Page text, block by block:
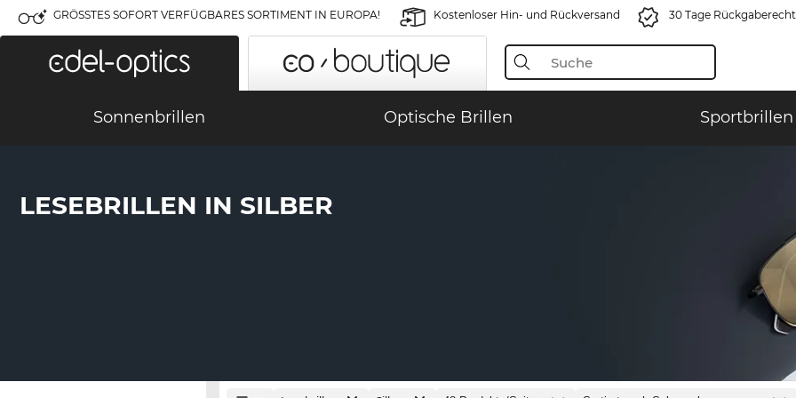
GRÖSSTES SOFORT VERFÜGBARES SORTIMENT IN EUROPA! Kostenloser Hin- und Rückversand 30 Tage Rückgaberecht
Sonnenbrillen Optische Brillen Sportbrillen
LESEBRILLEN IN SILBER